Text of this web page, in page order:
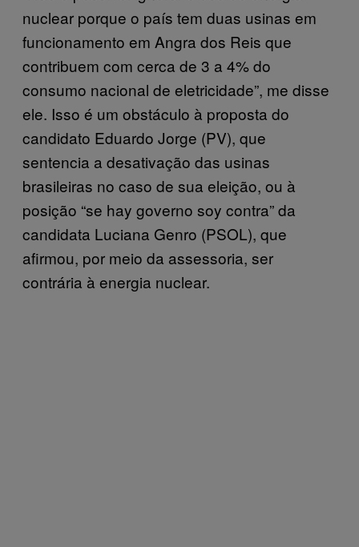
nuclear porque o país tem duas usinas em
funcionamento em Angra dos Reis que
contribuem com cerca de 3 a 4% do
consumo nacional de eletricidade”, me disse
ele. Isso é um obstáculo à proposta do
candidato Eduardo Jorge (PV), que
sentencia a desativação das usinas
brasileiras no caso de sua eleição, ou à
posição “se hay governo soy contra” da
candidata Luciana Genro (PSOL), que
afirmou, por meio da assessoria, ser
contrária à energia nuclear.